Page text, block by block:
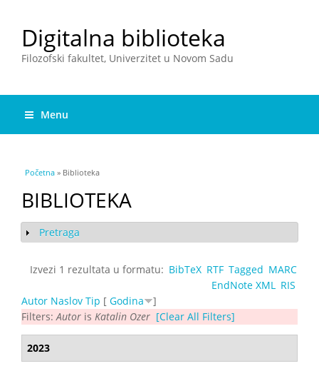
Digitalna biblioteka
Filozofski fakultet, Univerzitet u Novom Sadu
Menu
You are here
Početna » Biblioteka
BIBLIOTEKA
Show
Pretraga
Izvezi 1 rezultata u formatu: BibTeX RTF Tagged MARC
EndNote XML
RIS
Autor Naslov Tip [ Godina
]
Filters: Autor is Katalin Ozer [Clear All Filters]
2023